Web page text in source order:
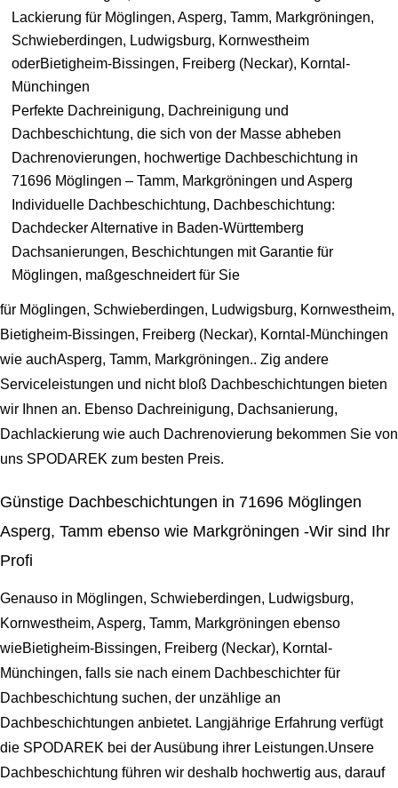
Lackierung für Möglingen, Asperg, Tamm, Markgröningen,
Schwieberdingen, Ludwigsburg, Kornwestheim
oderBietigheim-Bissingen, Freiberg (Neckar), Korntal-
Münchingen
Perfekte Dachreinigung, Dachreinigung und
Dachbeschichtung, die sich von der Masse abheben
Dachrenovierungen, hochwertige Dachbeschichtung in
71696 Möglingen – Tamm, Markgröningen und Asperg
Individuelle Dachbeschichtung, Dachbeschichtung:
Dachdecker Alternative in Baden-Württemberg
Dachsanierungen, Beschichtungen mit Garantie für
Möglingen, maßgeschneidert für Sie
für Möglingen, Schwieberdingen, Ludwigsburg, Kornwestheim,
Bietigheim-Bissingen, Freiberg (Neckar), Korntal-Münchingen
wie auchAsperg, Tamm, Markgröningen.. Zig andere
Serviceleistungen und nicht bloß Dachbeschichtungen bieten
wir Ihnen an. Ebenso Dachreinigung, Dachsanierung,
Dachlackierung wie auch Dachrenovierung bekommen Sie von
uns SPODAREK zum besten Preis.
Günstige Dachbeschichtungen in 71696 Möglingen
Asperg, Tamm ebenso wie Markgröningen -Wir sind Ihr
Profi
Genauso in Möglingen, Schwieberdingen, Ludwigsburg,
Kornwestheim, Asperg, Tamm, Markgröningen ebenso
wieBietigheim-Bissingen, Freiberg (Neckar), Korntal-
Münchingen, falls sie nach einem Dachbeschichter für
Dachbeschichtung suchen, der unzählige an
Dachbeschichtungen anbietet. Langjährige Erfahrung verfügt
die SPODAREK bei der Ausübung ihrer Leistungen.Unsere
Dachbeschichtung führen wir deshalb hochwertig aus, darauf